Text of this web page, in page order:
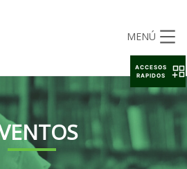
MENÚ
ACCESOS
RAPIDOS